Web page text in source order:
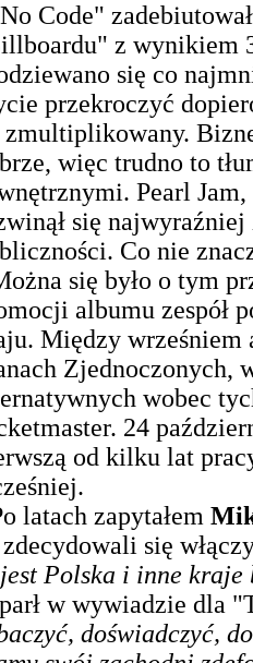
Code"
z wynikiem
się co
przekroczyć
zmultiplikowany.
więc trudno to
Pearl
się
Co nie
się było o tym
albumu zespół
Między wrześniem
Zjednoczonych,
wobec
24
od kilku lat
latach zapytałem
zdecydowali się
Polska i inne kraje
w wywiadzie dla
doświadczyć,